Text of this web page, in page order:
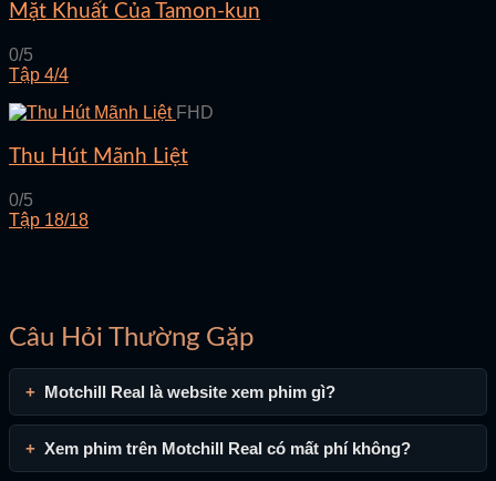
Mặt Khuất Của Tamon-kun
0/5
Tập 4/4
FHD
Thu Hút Mãnh Liệt
0/5
Tập 18/18
Câu Hỏi Thường Gặp
Motchill Real là website xem phim gì?
Xem phim trên Motchill Real có mất phí không?